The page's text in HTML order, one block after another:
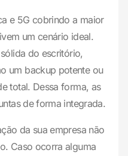
e 5G cobrindo a maior
um cenário ideal.
do escritório,
um backup potente ou
total. Dessa forma, as
de forma integrada.
da sua empresa não
Caso ocorra alguma